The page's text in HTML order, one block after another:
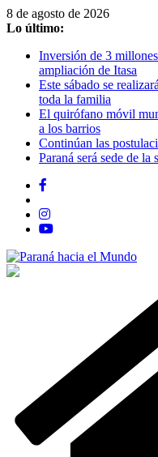
Saltar
al
8 de agosto de 2026
Lo último:
Inversión de 3
ampliación de Itasa
Este sábado se
toda la familia
El quirófano móvil
a los barrios
Continúan las
Paraná será sede de